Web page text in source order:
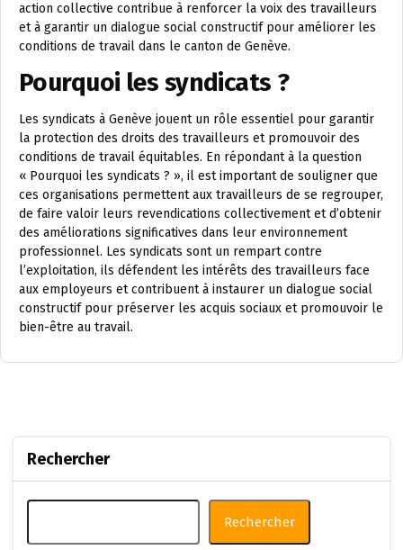
action collective contribue à renforcer la voix des travailleurs
et à garantir un dialogue social constructif pour améliorer les
conditions de travail dans le canton de Genève.
Pourquoi les syndicats ?
Les syndicats à Genève jouent un rôle essentiel pour garantir
la protection des droits des travailleurs et promouvoir des
conditions de travail équitables. En répondant à la question
« Pourquoi les syndicats ? », il est important de souligner que
ces organisations permettent aux travailleurs de se regrouper,
de faire valoir leurs revendications collectivement et d’obtenir
des améliorations significatives dans leur environnement
professionnel. Les syndicats sont un rempart contre
l’exploitation, ils défendent les intérêts des travailleurs face
aux employeurs et contribuent à instaurer un dialogue social
constructif pour préserver les acquis sociaux et promouvoir le
bien-être au travail.
Rechercher
Rechercher